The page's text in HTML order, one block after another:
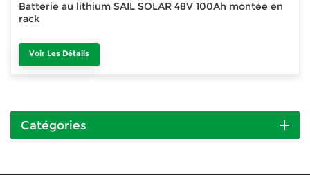
Batterie au lithium SAIL SOLAR 48V 100Ah montée en
rack
Voir Les Détails
Catégories